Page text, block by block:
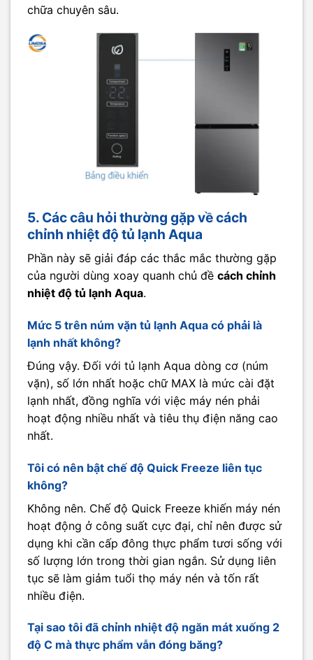
chữa chuyên sâu.
5. Các câu hỏi thường gặp về cách
chỉnh nhiệt độ tủ lạnh Aqua
Phần này sẽ giải đáp các thắc mắc thường gặp
của người dùng xoay quanh chủ đề cách chỉnh
nhiệt độ tủ lạnh Aqua.
Mức 5 trên núm vặn tủ lạnh Aqua có phải là
lạnh nhất không?
Đúng vậy. Đối với tủ lạnh Aqua dòng cơ (núm
vặn), số lớn nhất hoặc chữ MAX là mức cài đặt
lạnh nhất, đồng nghĩa với việc máy nén phải
hoạt động nhiều nhất và tiêu thụ điện năng cao
nhất.
Tôi có nên bật chế độ Quick Freeze liên tục
không?
Không nên. Chế độ Quick Freeze khiến máy nén
hoạt động ở công suất cực đại, chỉ nên được sử
dụng khi cần cấp đông thực phẩm tươi sống với
số lượng lớn trong thời gian ngắn. Sử dụng liên
tục sẽ làm giảm tuổi thọ máy nén và tốn rất
nhiều điện.
Tại sao tôi đã chỉnh nhiệt độ ngăn mát xuống 2
độ C mà thực phẩm vẫn đóng băng?